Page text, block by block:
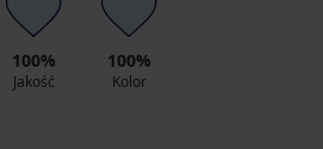
100%
Jakość
100%
Kolor